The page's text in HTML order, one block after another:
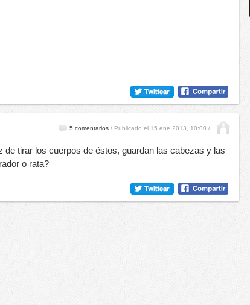
5 comentarios / Publicado el 15 ene 2013, 10:00 /
tirar los cuerpos de éstos, guardan las cabezas y las
o rata?